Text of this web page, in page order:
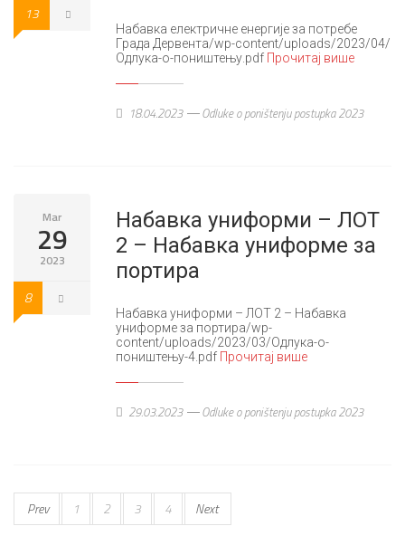
13
Набавка електричне енергије за потребе
Града Дервента/wp-content/uploads/2023/04/
Одлука-о-поништењу.pdf Прочитај више
18.04.2023 Odluke o poništenju postupka 2023
Mar
29
2023
8
Набавка униформи – ЛОТ
2 – Набавка униформе за
портира
Набавка униформи – ЛОТ 2 – Набавка
униформе за портира/wp-
content/uploads/2023/03/Одлука-о-
поништењу-4.pdf Прочитај више
29.03.2023 Odluke o poništenju postupka 2023
Prev 1 2 3 4 Next